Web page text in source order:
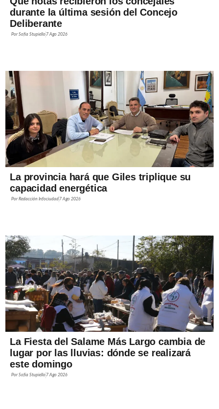
durante la última sesión del Concejo
Deliberante
PorSofía Stupiello 7 Ago 2026
La provincia hará que Giles triplique su
capacidad energética
PorRedacción Infociudad 7 Ago 2026
La Fiesta del Salame Más Largo cambia de
lugar por las lluvias: dónde se realizará
este domingo
PorSofía Stupiello 7 Ago 2026